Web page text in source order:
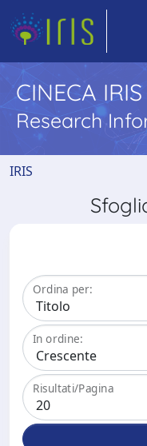
CINECA IRIS
Research
IRIS
Ordina per:
In ordine:
Risultati/Pagina